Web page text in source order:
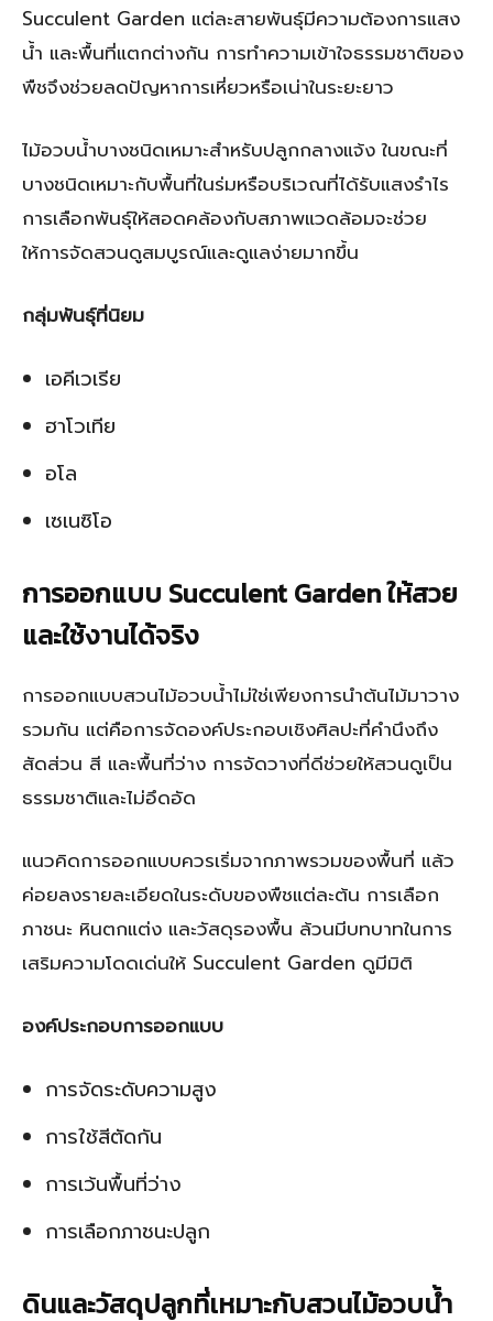
Succulent Garden แต่ละสายพันธุ์มีความต้องการแสง
น้ำ และพื้นที่แตกต่างกัน การทำความเข้าใจธรรมชาติของ
พืชจึงช่วยลดปัญหาการเหี่ยวหรือเน่าในระยะยาว
ไม้อวบน้ำบางชนิดเหมาะสำหรับปลูกกลางแจ้ง ในขณะที่
บางชนิดเหมาะกับพื้นที่ในร่มหรือบริเวณที่ได้รับแสงรำไร
การเลือกพันธุ์ให้สอดคล้องกับสภาพแวดล้อมจะช่วย
ให้การจัดสวนดูสมบูรณ์และดูแลง่ายมากขึ้น
กลุ่มพันธุ์ที่นิยม
เอคีเวเรีย
ฮาโวเทีย
อโล
เซเนซิโอ
การออกแบบ Succulent Garden ให้สวย
และใช้งานได้จริง
การออกแบบสวนไม้อวบน้ำไม่ใช่เพียงการนำต้นไม้มาวาง
รวมกัน แต่คือการจัดองค์ประกอบเชิงศิลปะที่คำนึงถึง
สัดส่วน สี และพื้นที่ว่าง การจัดวางที่ดีช่วยให้สวนดูเป็น
ธรรมชาติและไม่อึดอัด
แนวคิดการออกแบบควรเริ่มจากภาพรวมของพื้นที่ แล้ว
ค่อยลงรายละเอียดในระดับของพืชแต่ละต้น การเลือก
ภาชนะ หินตกแต่ง และวัสดุรองพื้น ล้วนมีบทบาทในการ
เสริมความโดดเด่นให้ Succulent Garden ดูมีมิติ
องค์ประกอบการออกแบบ
การจัดระดับความสูง
การใช้สีตัดกัน
การเว้นพื้นที่ว่าง
การเลือกภาชนะปลูก
ดินและวัสดุปลูกที่เหมาะกับสวนไม้อวบน้ำ